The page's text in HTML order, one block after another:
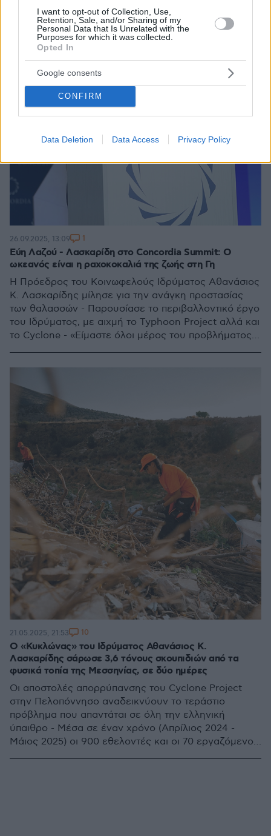
I want to opt-out of Collection, Use,
Retention, Sale, and/or Sharing of my
Personal Data that Is Unrelated with the
Purposes for which it was collected.
Opted In
Google consents
CONFIRM
Data Deletion Data Access Privacy Policy
Εύη Λαζού - Λασκαρίδη στο Concordia Summit: Ο
ωκεανός είναι η ραχοκοκαλιά της ζωής στη Γη
Η Πρόεδρος του Κοινωφελούς Ιδρύματος Αθανάσιος
Κ. Λασκαρίδης μίλησε για την ανάγκη προστασίας
των θαλασσών - Παρουσίασε το περιβαλλοντικό έργο
του Ιδρύματος, με αιχμή το Typhoon Project αλλά και
το Cyclone - «Είμαστε όλοι μέρος του προβλήματος,
26.09.2025, 13:09 1
Ο «Κυκλώνας» του Ιδρύματος Αθανάσιος Κ.
Λασκαρίδης σάρωσε 3,6 τόνους σκουπιδιών από τα
φυσικά τοπία της Μεσσηνίας, σε δύο ημέρες
Οι αποστολές απορρύπανσης του Cyclone Project
στην Πελοπόννησο αναδεικνύουν το τεράστιο
πρόβλημα που απαντάται σε όλη την ελληνική
ύπαιθρο - Μέσα σε έναν χρόνο (Απρίλιος 2024 -
Μάιος 2025) οι 900 εθελοντές και οι 70 εργαζόμενοι
21.05.2025, 21:53 10